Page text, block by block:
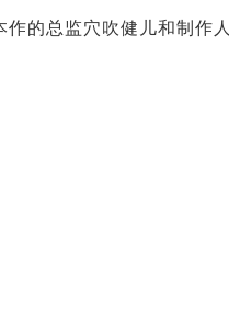
总监穴吹健儿和制作